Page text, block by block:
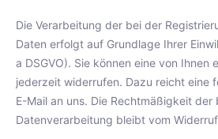
Die Verarbeitung der bei der
Daten erfolgt auf Grundlage Ihrer
a DSGVO). Sie können eine von Ihnen
jederzeit widerrufen. Dazu reicht eine
E-Mail an uns. Die Rechtmäßigkeit
Datenverarbeitung bleibt vom